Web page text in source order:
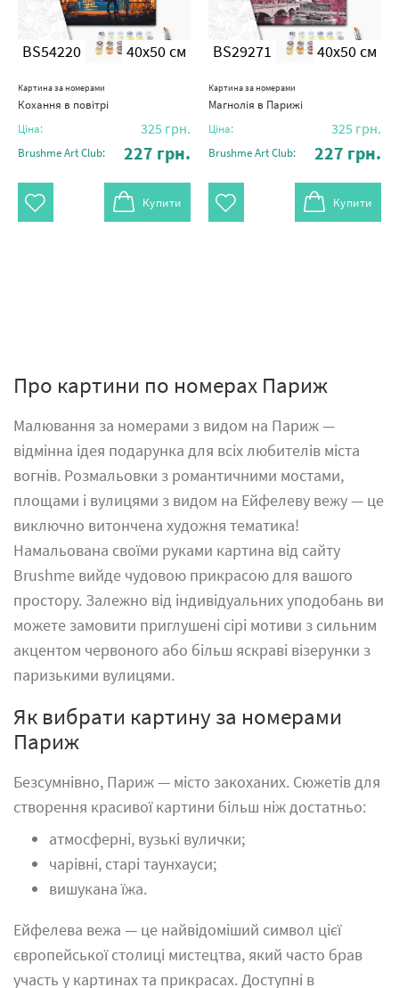
BS54220 40x50 см
Картина за номерами
Кохання в повітрі
Ціна: 325 грн.
Brushme Art Club: 227 грн.
Купити
BS29271 40x50 см
Картина за номерами
Магнолія в Парижі
Ціна: 325 грн.
Brushme Art Club: 227 грн.
Купити
Про картини по номерах Париж
Малювання за номерами з видом на Париж —
відмінна ідея подарунка для всіх любителів міста
вогнів. Розмальовки з романтичними мостами,
площами і вулицями з видом на Ейфелеву вежу — це
виключно витончена художня тематика!
Намальована своїми руками картина від сайту
Brushme вийде чудовою прикрасою для вашого
простору. Залежно від індивідуальних уподобань ви
можете замовити приглушені сірі мотиви з сильним
акцентом червоного або більш яскраві візерунки з
паризькими вулицями.
Як вибрати картину за номерами
Париж
Безсумнівно, Париж — місто закоханих. Сюжетів для
створення красивої картини більш ніж достатньо:
атмосферні, вузькі вулички;
чарівні, старі таунхауси;
вишукана їжа.
Ейфелева вежа — це найвідоміший символ цієї
європейської столиці мистецтва, який часто брав
участь у картинах та прикрасах. Доступні в